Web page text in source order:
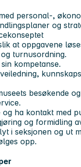
personal-,
og
at oppgavene
turnusordning.
kompetanse.
besøkende
ha kontakt med
og formidling
i seksjonen og ut
opp.